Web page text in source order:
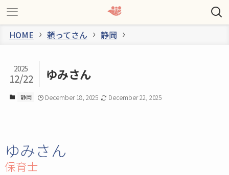
HOME 頼ってさん 静岡
ゆみさん
2025
12/22
静岡 December 18, 2025 December 22, 2025
ゆみさん
保育士